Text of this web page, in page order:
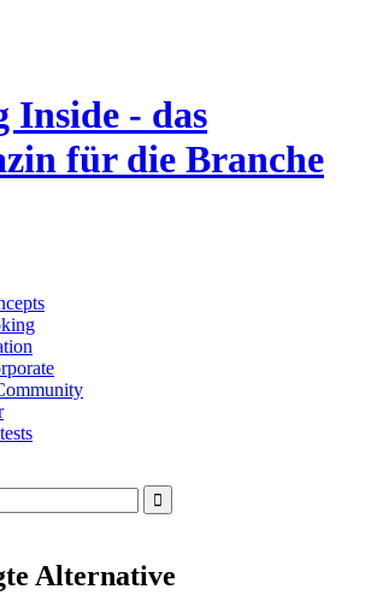
Inside - das
für die Branche

Alternative